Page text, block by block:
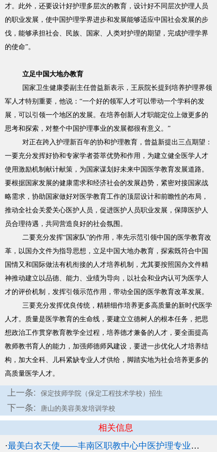
才。此外，还要设计好护理多层次的教育，设计好不同层次护理人员
的职业发展，使中国护理学界进步和发展能够适应中国社会发展的步
伐，能够承担社会、民族、国家、人类对护理的期望，完成护理学界
的使命”。
立足中国大地办教育
国家卫生健康委副主任曾益新表示，王辰院长提到培养护理界领
军人才特别重要，他说：“一个好的领军人才可以带动一个学科的发
展，可以引领一个地区的发展。在培养创新人才职能定位上做更多的
思考和探索，对整个中国护理事业的发展都很有意义。”
对正在跨入护理新百年的协和护理教育，曾益新提出三点期望：
一要充分发挥好协和专家学者荟萃优势和作用，为建立健全医学人才
使用激励机制献计献策，为国家谋划好未来中国医学教育发展道路。
要根据国家发展的健康需求和经济社会的发展趋势，紧密对接国家战
略需求，协助国家做好对医学教育工作的顶层设计和前瞻性的布局，
推动全社会关爱关心医护人员，促进医护人员职业发展，保障医护人
员合理待遇，共同营造良好的社会氛围。
二要充分发挥“国家队”的作用，率先示范引领中国的医学教育改
革，以国办文件为指导思想，立足中国大地办教育，探索既符合中国
国情又和国际做法有机衔接的人才培养机制，尤其要按照国办文件精
神推动建立以品德、能力、业绩为导向，以社会和业内认可为医学人
才的评价机制，发挥引领示范作用，带动全国的医学教育改革发展。
三要充分发挥优良传统，精耕细作培养更多高质量的新时代医学
人才。质量是医学教育的生命线，要建立立德树人的根本任务，把思
想政治工作贯穿教育教学全过程，培养德才兼备的人才，要全面提高
教师教书育人的能力，加强师德师风建设，要进一步优化人才培养结
构，加大全科、儿科紧缺专业人才供给，脚踏实地为社会培养更多的
高质量医学人才。
上一条: 保定技师学院（保定工程技术学校）招生
下一条: 唐山的美容美发培训学校
相关信息
·最美白衣天使——丰南区职教中心中医护理专业开展“5.12国际护士节”活动招生